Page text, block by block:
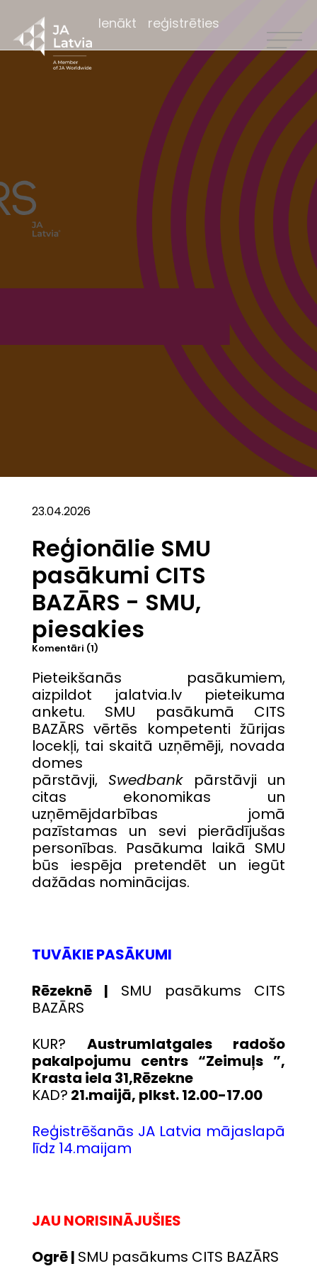
Ienākt reģistrēties
23.04.2026
Reģionālie SMU
pasākumi CITS
BAZĀRS - SMU,
piesakies
Komentāri (1)
Pieteikšanās pasākumiem,
aizpildot jalatvia.lv pieteikuma
anketu. SMU pasākumā CITS
BAZĀRS vērtēs kompetenti žūrijas
locekļi, tai skaitā uzņēmēji, novada
domes
pārstāvji, Swedbankpārstāvji un
citas ekonomikas un
uzņēmējdarbības jomā
pazīstamas un sevi pierādījušas
personības. Pasākuma laikā SMU
būs iespēja pretendēt un iegūt
dažādas nominācijas.
TUVĀKIE PASĀKUMI
Rēzeknē | SMU pasākums CITS
BAZĀRS
KUR? Austrumlatgales radošo
pakalpojumu centrs “Zeimuļs ”,
Krasta iela 31,Rēzekne
KAD? 21.maijā, plkst. 12.00-17.00
Reģistrēšanās JA Latvia mājaslapā
līdz 14.maijam
JAU NORISINĀJUŠIES
Ogrē | SMU pasākums CITS BAZĀRS